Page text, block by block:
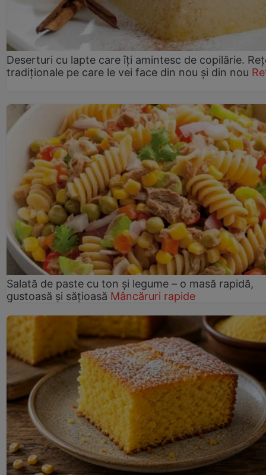
Deserturi cu lapte care îți amintesc de copilărie.
tradiționale pe care le vei face din nou și din nou
Salată de paste cu ton și legume – o masă rapidă,
gustoasă și sățioasă Mâncăruri rapide